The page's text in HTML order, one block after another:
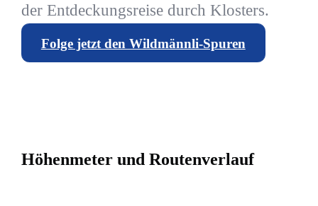
der Entdeckungsreise durch Klosters.
Folge jetzt den Wildmännli-Spuren
Höhenmeter und Routenverlauf